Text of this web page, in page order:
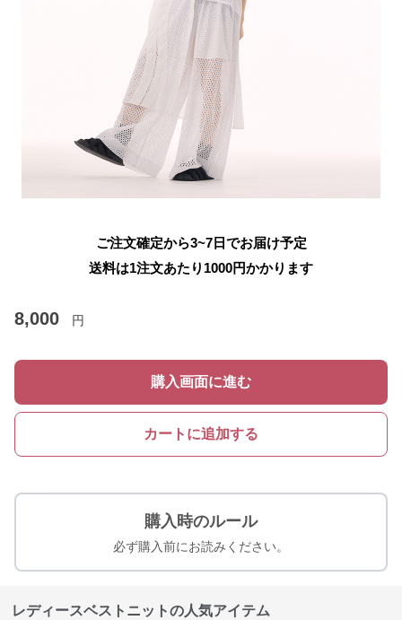
ご注文確定から3~7日でお届け予定
送料は1注文あたり 1000円かかります
8,000 円
購入画面に進む
カートに追加する
購入時のルール
必ず購入前にお読みください。
レディースベストニットの人気アイテム